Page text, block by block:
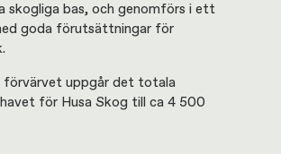
skogliga bas, och genomförs i ett
goda förutsättningar för
förvärvet uppgår det totala
för Husa Skog till ca 4 500